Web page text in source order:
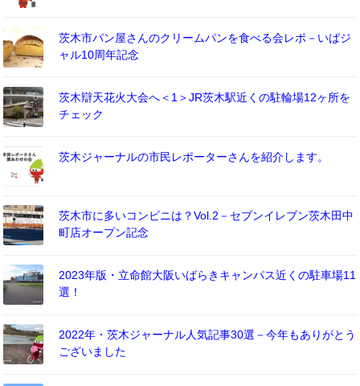
茨木市パン屋さんのクリームパンを食べる会レポ－いばジ
ャル10周年記念
茨木辯天花火大会へ＜1＞JR茨木駅近くの駐輪場12ヶ所を
チェック
茨木ジャーナルの市民レポーターさんを紹介します。
茨木市に多いコンビニは？Vol.2－セブンイレブン茨木田中
町店オープン記念
2023年版・立命館大阪いばらきキャンパス近くの駐車場11
選！
2022年・茨木ジャーナル人気記事30選－今年もありがとう
ございました